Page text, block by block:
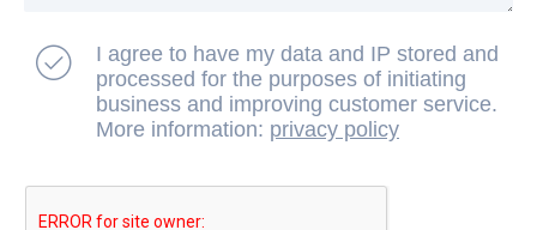
I agree to have my data and IP stored and
processed for the purposes of initiating
business and improving customer service.
More information: privacy policy